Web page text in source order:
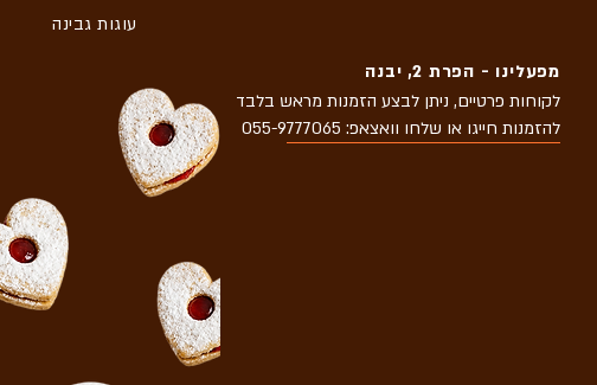
עוגות גבינה
מפעלינו - הפרת 2, יבנה
לקוחות פרטיים, ניתן לבצע הזמנות מראש בלבד
להזמנות חייגו או שלחו וואצאפ: 055-9777065